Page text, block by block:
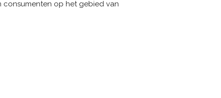
consumenten op het gebied van